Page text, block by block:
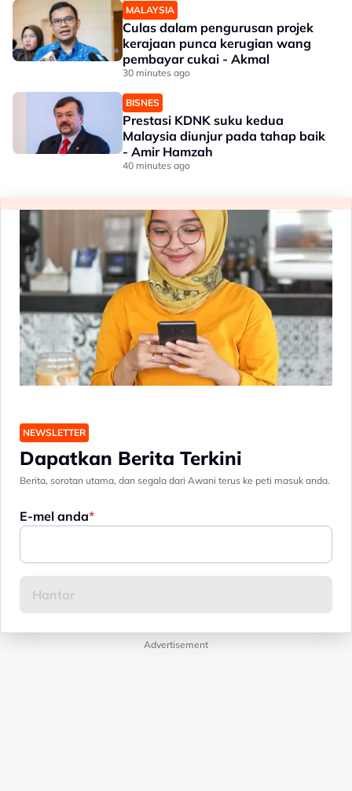
MALAYSIA
Culas dalam pengurusan projek
kerajaan punca kerugian wang
pembayar cukai - Akmal
30 minutes ago
BISNES
Prestasi KDNK suku kedua
Malaysia diunjur pada tahap baik
- Amir Hamzah
40 minutes ago
NEWSLETTER
Dapatkan Berita Terkini
Berita, sorotan utama, dan segala dari Awani terus ke peti masuk anda.
E-mel anda
Advertisement